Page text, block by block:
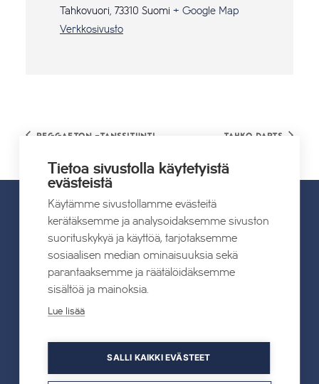
Tahkovuori 73310 Suomi + Google Map
Verkkosivusto
Reggaeton -tanssitunti Tahko Darts
UUTISET
Kaikki uutiset
22.07.2026
Tietoa sivustolla käytetyistä
evästeistä
Käytämme sivustollamme evästeitä
kerätäksemme ja analysoidaksemme sivuston
suorituskykyä ja käyttöä, tarjotaksemme
sosiaalisen median ominaisuuksia sekä
parantaaksemme ja räätälöidäksemme
sisältöä ja mainoksia.
Lue lisää
SALLI KAIKKI EVÄSTEET